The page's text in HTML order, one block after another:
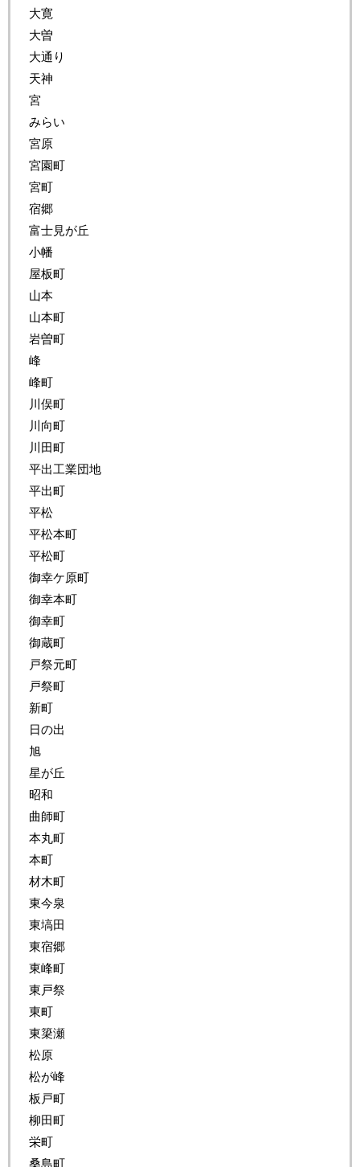
大寛
大曽
大通り
天神
宮
みらい
宮原
宮園町
宮町
宿郷
富士見が丘
小幡
屋板町
山本
山本町
岩曽町
峰
峰町
川俣町
川向町
川田町
平出工業団地
平出町
平松
平松本町
平松町
御幸ケ原町
御幸本町
御幸町
御蔵町
戸祭元町
戸祭町
新町
日の出
旭
星が丘
昭和
曲師町
本丸町
本町
材木町
東今泉
東塙田
東宿郷
東峰町
東戸祭
東町
東簗瀬
松原
松が峰
板戸町
柳田町
栄町
桑島町